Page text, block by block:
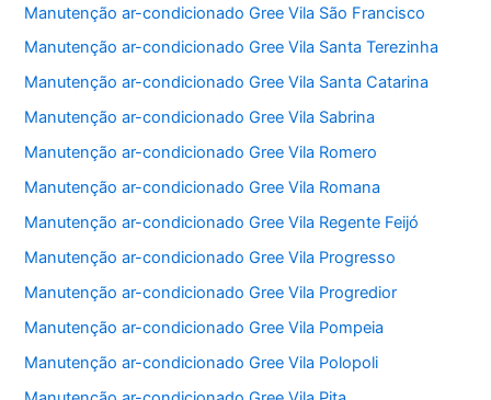
Manutenção ar-condicionado Gree Vila São Francisco
Manutenção ar-condicionado Gree Vila Santa Terezinha
Manutenção ar-condicionado Gree Vila Santa Catarina
Manutenção ar-condicionado Gree Vila Sabrina
Manutenção ar-condicionado Gree Vila Romero
Manutenção ar-condicionado Gree Vila Romana
Manutenção ar-condicionado Gree Vila Regente Feijó
Manutenção ar-condicionado Gree Vila Progresso
Manutenção ar-condicionado Gree Vila Progredior
Manutenção ar-condicionado Gree Vila Pompeia
Manutenção ar-condicionado Gree Vila Polopoli